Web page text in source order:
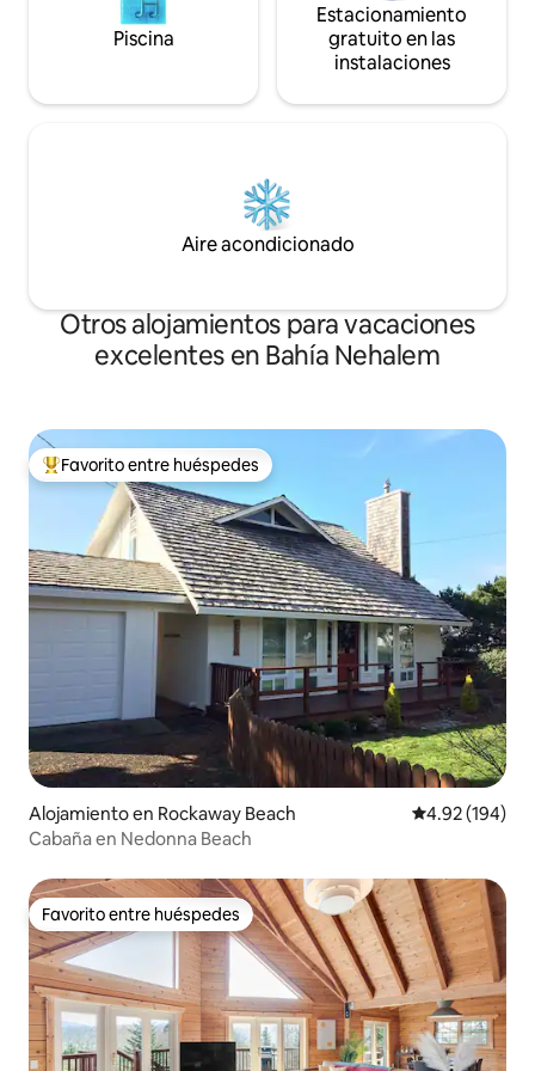
Piscina
Estacionamiento
gratuito en las
instalaciones
Aire acondicionado
Otros alojamientos para vacaciones
excelentes en Bahía Nehalem
Favorito entre huéspedes preferido
Favorito entre huéspedes
Alojamiento en Rockaway Beach Calificación
4.92 (194)
Cabaña en Nedonna Beach
Favorito entre huéspedes
Favorito entre huéspedes